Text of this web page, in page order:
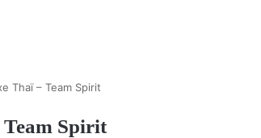
Thaï – Team Spirit
Spirit